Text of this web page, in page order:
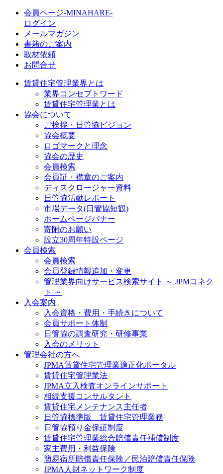
会員ページ-MINAHARE-
ログイン
メールマガジン
書籍のご案内
取材依頼
お問合せ
賃貸住宅管理業界とは
業界コンセプトワード
賃貸住宅管理業とは
協会について
ご挨拶・日管協ビジョン
協会概要
ロゴマークと理念
協会の歴史
会員検索
会員証・襟章のご案内
ディスクロージャー資料
日管協活動レポート
市場データ(日管協短観)
ホームページバナー
寄附のお願い
設立30周年特設ページ
会員検索
会員検索
会員登録情報追加・変更
管理業界向けサービス検索サイト ～ JPMコネク
ト ～
入会案内
入会資格・費用・手続きについて
会員サポート体制
日管協の調査研究・研修事業
入会のメリット
管理会社の方へ
JPMA賃貸住宅管理業適正化ポータル
賃貸住宅管理業法
JPMA立入検査オンラインサポート
相続支援コンサルタント
賃貸住宅メンテナンス主任者
日管協標準版 賃貸住宅管理業務
日管協預り金保証制度
賃貸住宅管理業総合賠償責任補償制度
家主費用・利益保険
簡易宿所賠償責任保険／民泊賠償責任保険
JPMA人財ネットワーク制度